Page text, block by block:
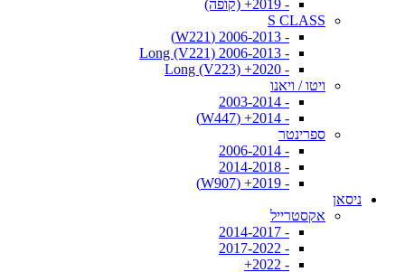
- 2019+ (קופה)
S CLASS
- 2006-2013 (W221)
- 2006-2013 Long (V221)
- 2020+ Long (V223)
ויטו / ויאנו
- 2003-2014
- 2014+ (W447)
ספרינטר
- 2006-2014
- 2014-2018
- 2019+ (W907)
ניסאן
אקסטרייל
- 2014-2017
- 2017-2022
- 2022+